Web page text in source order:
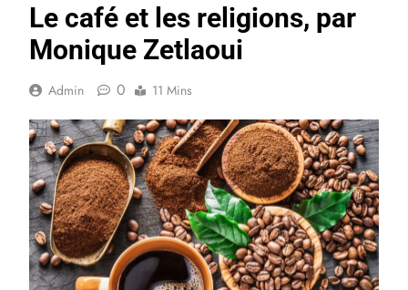
Le café et les religions, par
Monique Zetlaoui
Admin 0 11 Mins